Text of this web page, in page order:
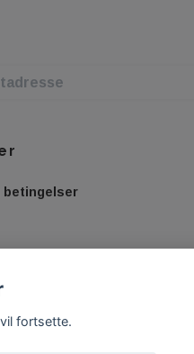
betingelser
fortsette.